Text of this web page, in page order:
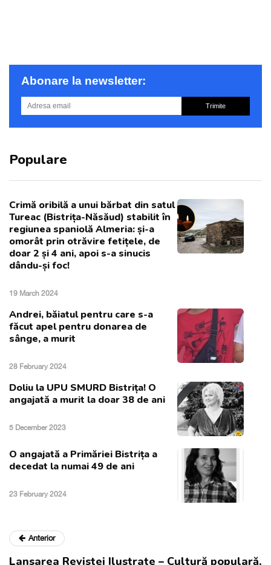
Abonare la newsletter:
Trimite
Populare
Crimă oribilă a unui bărbat din satul
Tureac (Bistrița-Năsăud) stabilit în
regiunea spaniolă Almeria: și-a
omorât prin otrăvire fetițele, de
doar 2 și 4 ani, apoi s-a sinucis
dându-și foc!
19 March 2024
Andrei, băiatul pentru care s-a
făcut apel pentru donarea de
sânge, a murit
28 February 2024
Doliu la UPU SMURD Bistrița! O
angajată a murit la doar 38 de ani
5 December 2023
O angajată a Primăriei Bistrița a
decedat la numai 49 de ani
23 February 2024
Anterior
Lansarea Revistei Ilustrate – Cultură populară,